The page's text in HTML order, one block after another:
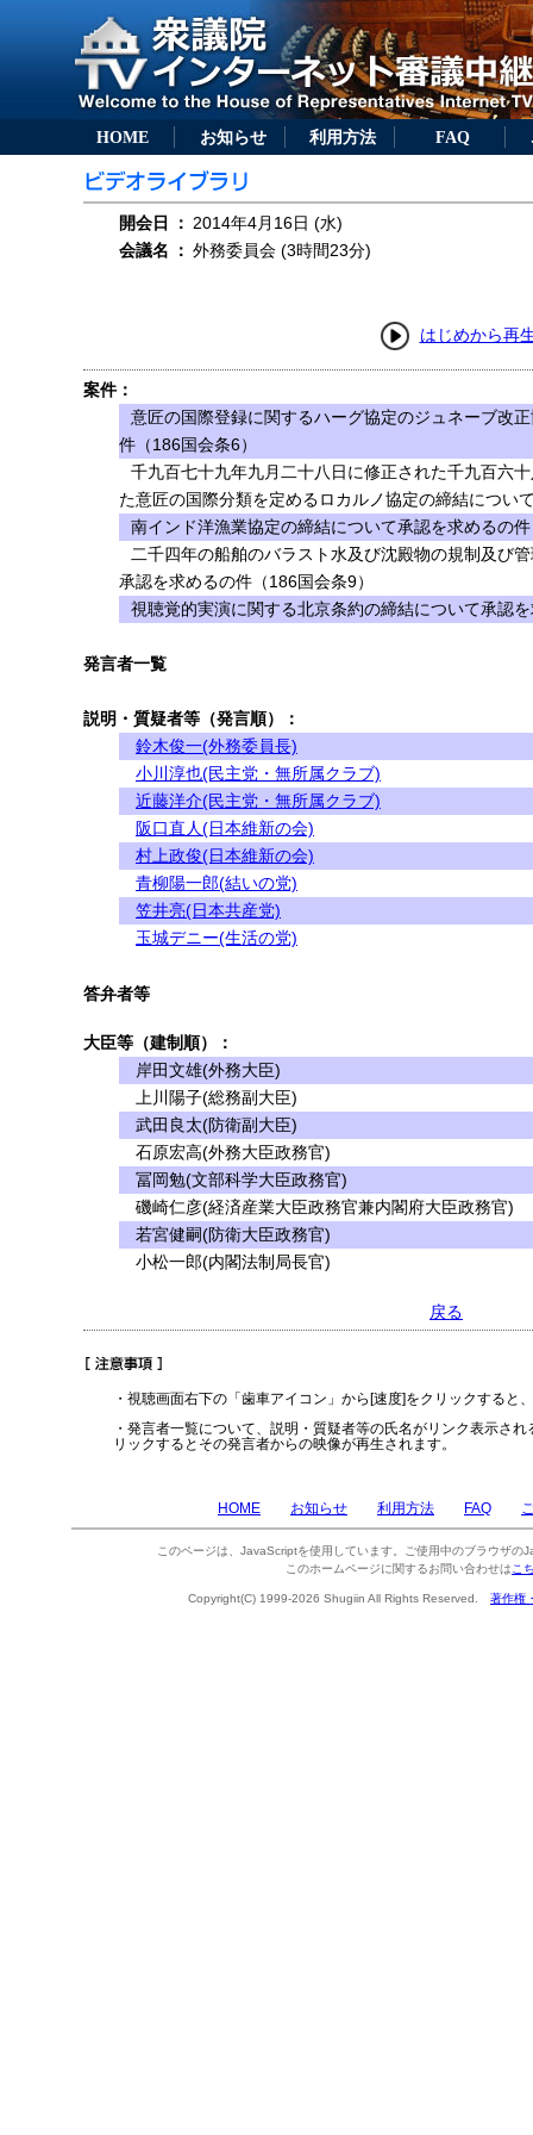
HOME お知らせ 利用方法 FAQ
開会日 ： 2014年4月16日 (水)
会議名
： 外務委員会 (3時間23分)
はじめから再
案件：
意匠の国際登録に関するハーグ協定のジュネーブ改
件（186国会条6）
千九百七十九年九月二十八日に修正された千九百六
た意匠の国際分類を定めるロカルノ協定の締結につい
南インド洋漁業協定の締結について承認を求めるの
二千四年の船舶のバラスト水及び沈殿物の規制及び
承認を求めるの件（186国会条9）
視聴覚的実演に関する北京条約の締結について承認
発言者一覧
説明・質疑者等（発言順）：
鈴木俊一(外務委員長)
小川淳也(民主党・無所属クラブ)
近藤洋介(民主党・無所属クラブ)
阪口直人(日本維新の会)
村上政俊(日本維新の会)
青柳陽一郎(結いの党)
笠井亮(日本共産党)
玉城デニー(生活の党)
答弁者等
大臣等（建制順）：
岸田文雄(外務大臣)
上川陽子(総務副大臣)
武田良太(防衛副大臣)
石原宏高(外務大臣政務官)
冨岡勉(文部科学大臣政務官)
磯崎仁彦(経済産業大臣政務官兼内閣府大臣政務官)
若宮健嗣(防衛大臣政務官)
小松一郎(内閣法制局長官)
戻る
・視聴画面右下の「歯車アイコン」から[速度]をクリックすると
・発言者一覧について、説明・質疑者等の氏名がリンク表示さ
リックするとその発言者からの映像が再生されます。
HOME お知らせ 利用方法 FAQ
このページは、JavaScriptを使用しています。ご使用中のブラウザの
このホームページに関するお問い合わせは こ
Copyright(C) 1999-2026 Shugiin All Rights Reserved. 著作権